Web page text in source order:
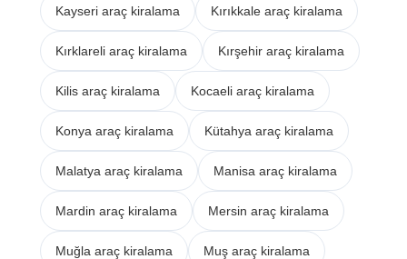
Kayseri araç kiralama Kırıkkale araç kiralama
Kırklareli araç kiralama Kırşehir araç kiralama
Kilis araç kiralama Kocaeli araç kiralama
Konya araç kiralama Kütahya araç kiralama
Malatya araç kiralama Manisa araç kiralama
Mardin araç kiralama Mersin araç kiralama
Muğla araç kiralama Muş araç kiralama